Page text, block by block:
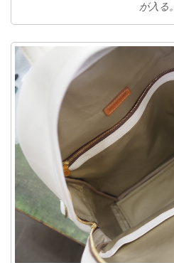
が入る。